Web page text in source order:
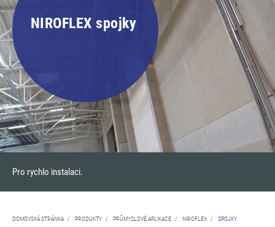
NIROFLEX spojky
Pro rychlo instalaci.
DOMOVSKÁ STRÁNKA / PRODUKTY / PRŮMYSLOVÉ APLIKACE / NIROFLEX / SPOJKY